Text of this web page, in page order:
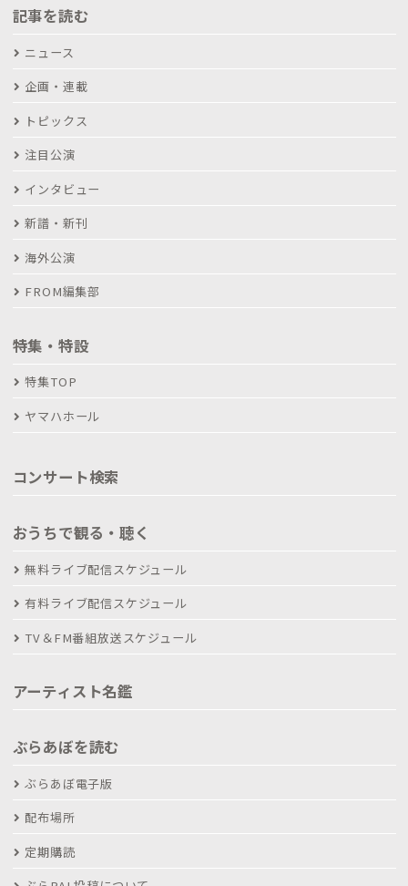
記事を読む
ニュース
企画・連載
トピックス
注目公演
インタビュー
新譜・新刊
海外公演
FROM編集部
特集・特設
特集TOP
ヤマハホール
コンサート検索
おうちで観る・聴く
無料ライブ配信スケジュール
有料ライブ配信スケジュール
TV＆FM番組放送スケジュール
アーティスト名鑑
ぶらあぼを読む
ぶらあぼ電子版
配布場所
定期購読